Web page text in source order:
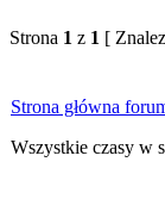
Strona 1 z 1 [
Strona główna
Wszystkie czasy w